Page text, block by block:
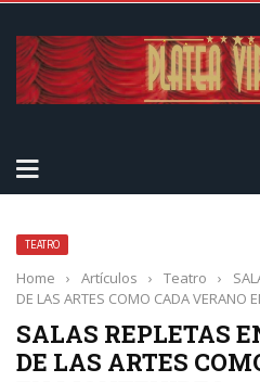
TEATRO
Home › Artículos › Teatro ›
DE LAS ARTES COMO CADA VERANO
SALAS REPLETAS
DE LAS ARTES